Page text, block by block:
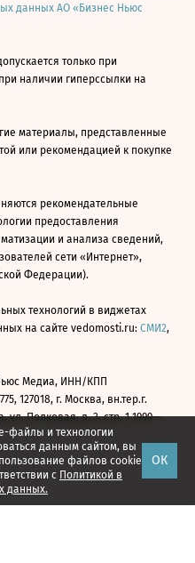
файлы и технологии
данным сайтом, вы
файлов cookie
с Политикой в
данных.
ОК
данных АО «Бизнес Ньюс
только при
наличии гиперссылки на
материалы, представленные
или рекомендацией к покупке
рекомендательные
предоставления
и анализа сведений,
сети «Интернет»,
Федерации).
технологий в виджетах
на сайте vedomosti.ru: СМИ2,
Медиа, ИНН/КПП
127018, г. Москва, вн.тер.г.
Полковая, д. 3, стр. 1 1999—